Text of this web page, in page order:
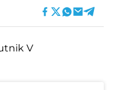
V